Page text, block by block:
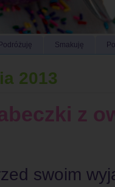
Smakuję
2013
z
swoim